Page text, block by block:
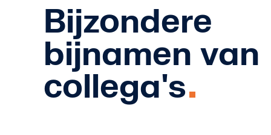
Bijzondere
bijnamen van
collega's